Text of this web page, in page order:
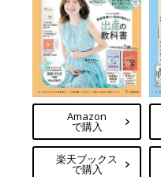
Amazon
で購入
楽天ブックス
で購入